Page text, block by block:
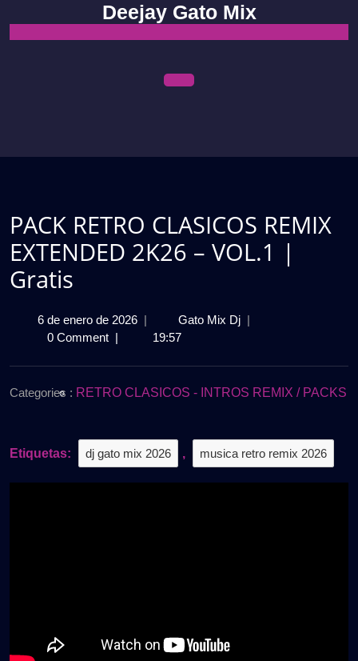
content
Deejay Gato Mix
PACK RETRO CLASICOS REMIX
EXTENDED 2K26 – VOL.1 |
Gratis
6 de enero de 20266
2026
| Gato Mix DjPACK
EXTENDED
VOL.1
|
|
0 Comment | 19:57
Categories : RETRO CLASICOS - INTROS REMIX / PACKS
Etiquetas: dj gato mix 2026 , musica retro remix 2026